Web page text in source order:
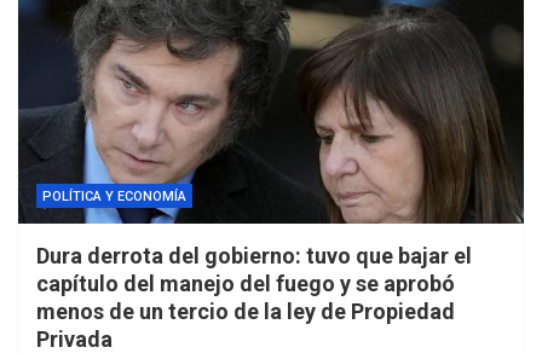
POLÍTICA Y ECONOMÍA
Dura derrota del gobierno: tuvo que bajar el
capítulo del manejo del fuego y se aprobó
menos de un tercio de la ley de Propiedad
Privada